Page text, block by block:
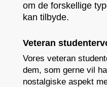
om de forskellige
kan tilbyde.
Veteran
Vores veteran
dem, som gerne vil
nostalgiske aspekt